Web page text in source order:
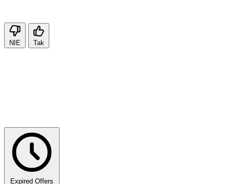
NIE Tak
Expired Offers